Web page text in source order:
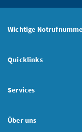
Wichtige
Quicklinks
Services
Über uns